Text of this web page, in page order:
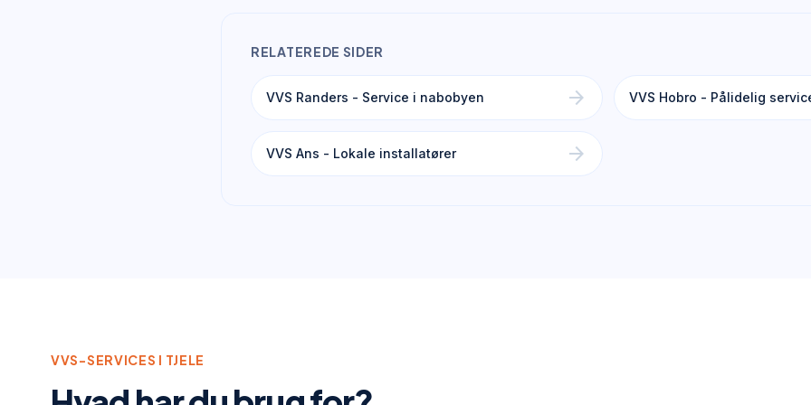
RELATEREDE SIDER
VVS Randers - Service i nabobyen arrow_forward VVS Hobro - Pålidelig
VVS Ans - Lokale installatører arrow_forward
VVS-SERVICES I TJELE